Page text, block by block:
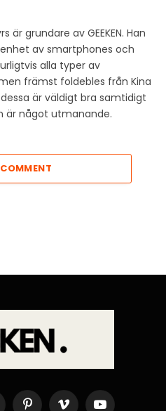
är grundare av GEEKEN. Han
av smartphones och
alla typer av
främst foldebles från Kina
är väldigt bra samtidigt
är något utmanande.